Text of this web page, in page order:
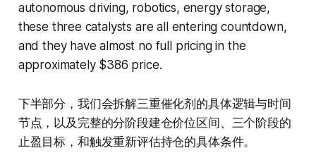
autonomous driving, robotics, energy storage,
these three catalysts are all entering countdown,
and they have almost no full pricing in the
approximately $386 price.
下半部分，我们会拆解三重催化剂的具体逻辑与时间
节点，以及完整的分阶段建仓价位区间、三个阶段的
止盈目标，和触发重新评估持仓的具体条件。